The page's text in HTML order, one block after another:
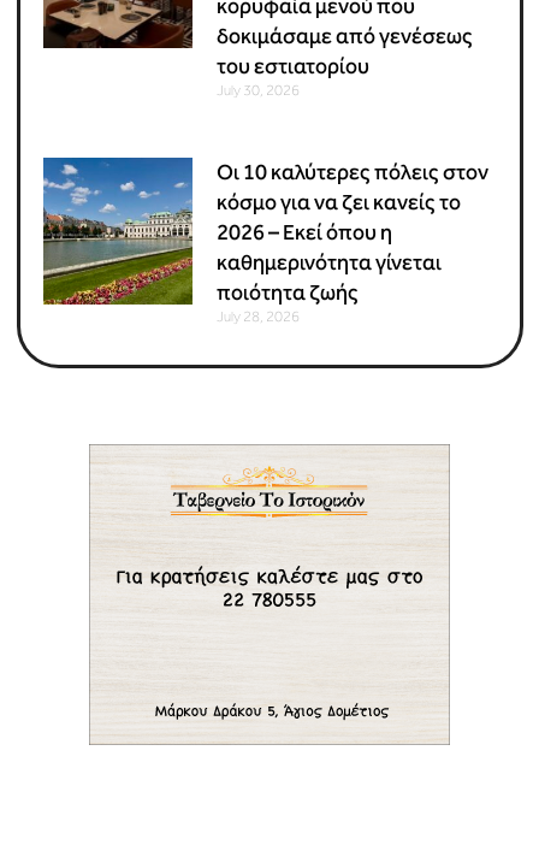
κορυφαία μενού που
δοκιμάσαμε από γενέσεως
του εστιατορίου
July 30, 2026
Οι 10 καλύτερες πόλεις στον
κόσμο για να ζει κανείς το
2026 – Εκεί όπου η
καθημερινότητα γίνεται
ποιότητα ζωής
July 28, 2026